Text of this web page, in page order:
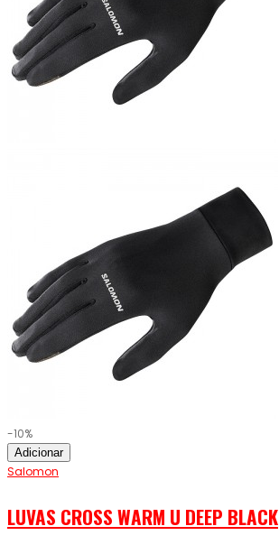
-10%
Adicionar
Salomon
LUVAS CROSS WARM U DEEP BLACK